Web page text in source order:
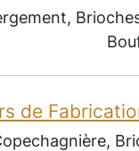
de